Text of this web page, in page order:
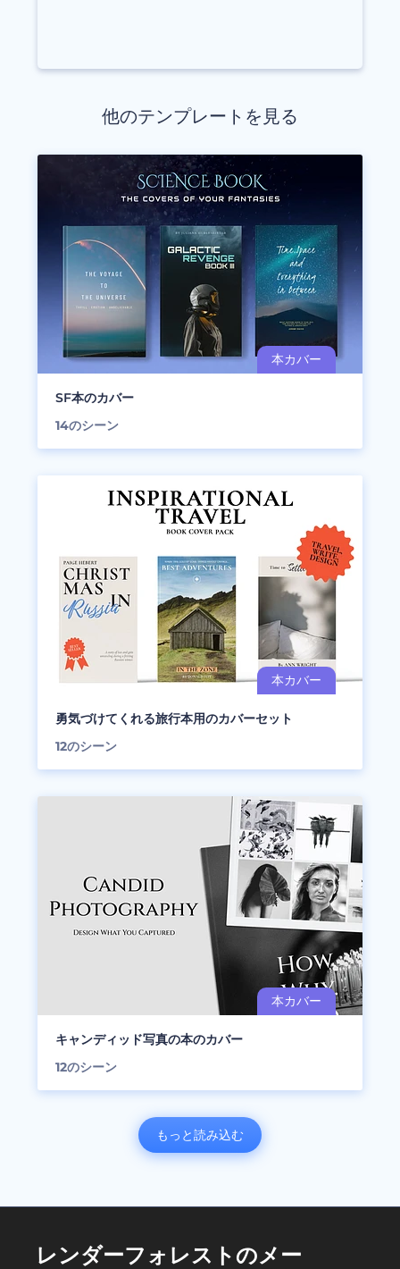
他のテンプレートを見る
SF本のカバー
14のシーン
勇気づけてくれる旅行本用のカバーセット
12のシーン
キャンディッド写真の本のカバー
12のシーン
もっと読み込む
レンダーフォレストのメー